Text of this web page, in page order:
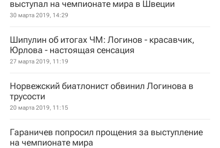
выступал на чемпионате мира в Швеции
30 марта 2019, 14:29
Шипулин об итогах ЧМ: Логинов - красавчик,
Юрлова - настоящая сенсация
27 марта 2019, 11:19
Норвежский биатлонист обвинил Логинова в
трусости
20 марта 2019, 11:15
Гараничев попросил прощения за выступление
на чемпионате мира